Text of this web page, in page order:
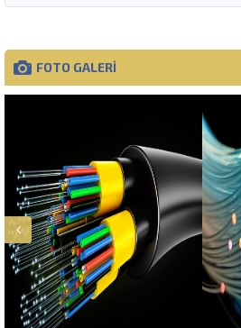
FOTO GALERİ